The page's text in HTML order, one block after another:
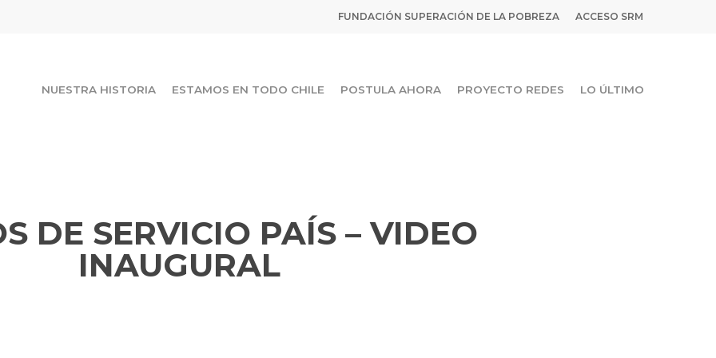
FUNDACIÓN SUPERACIÓN DE LA POBREZA ACCESO SRM
NUESTRA HISTORIA ESTAMOS EN TODO CHILE POSTULA AHORA PROYECTO REDES LO ÚLTIMO
DE SERVICIO PAÍS – VIDEO
INAUGURAL